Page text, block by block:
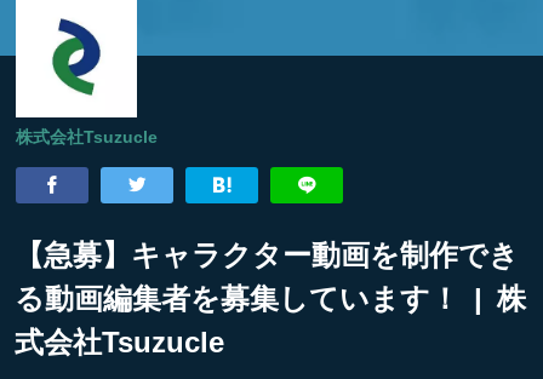
株式会社Tsuzucle
【急募】キャラクター動画を制作でき
る動画編集者を募集しています！ | 株
式会社Tsuzucle